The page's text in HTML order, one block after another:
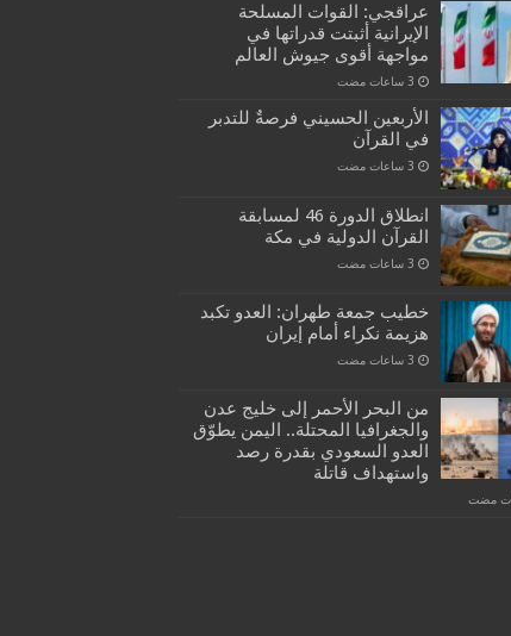
عراقجي: القوات المسلحة
الإيرانية أثبتت قدراتها في
مواجهة أقوى جيوش العالم
الأربعين الحسيني فرصةٌ للتدبر
في القرآن
انطلاق الدورة 46 لمسابقة
القرآن الدولية في مكة
خطيب جمعة طهران: العدو تكبد
هزيمة نكراء أمام إيران
من البحر الأحمر إلى خليج عدن
والجغرافيا المحتلة.. اليمن يطوّق
العدو السعودي بقدرة رصد
واستهداف قاتلة